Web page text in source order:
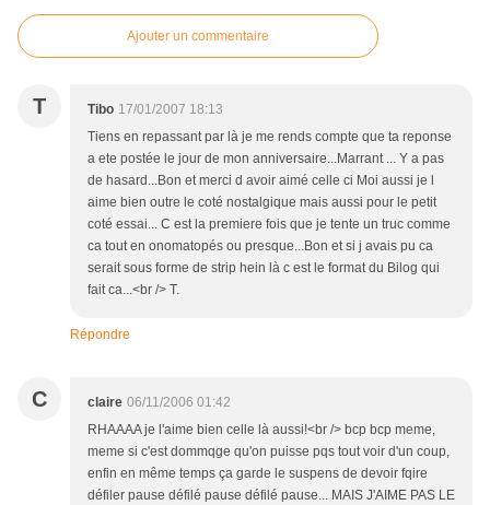
Ajouter un commentaire
T Tibo 17/01/2007 18:13
Tiens en repassant par là je me rends compte que ta reponse
a ete postée le jour de mon anniversaire...Marrant ... Y a pas
de hasard...Bon et merci d avoir aimé celle ci Moi aussi je l
aime bien outre le coté nostalgique mais aussi pour le petit
coté essai... C est la premiere fois que je tente un truc comme
ca tout en onomatopés ou presque...Bon et si j avais pu ca
serait sous forme de strip hein là c est le format du Bilog qui
fait ca...<br /> T.
Répondre
C claire 06/11/2006 01:42
RHAAAA je l'aime bien celle là aussi!<br /> bcp bcp meme,
meme si c'est dommqge qu'on puisse pqs tout voir d'un coup,
enfin en même temps ça garde le suspens de devoir fqire
défiler pause défilé pause défilé pause... MAIS J'AIME PAS LE